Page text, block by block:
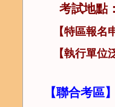
考試地點
【特區報名
【執行單位
【聯合考區